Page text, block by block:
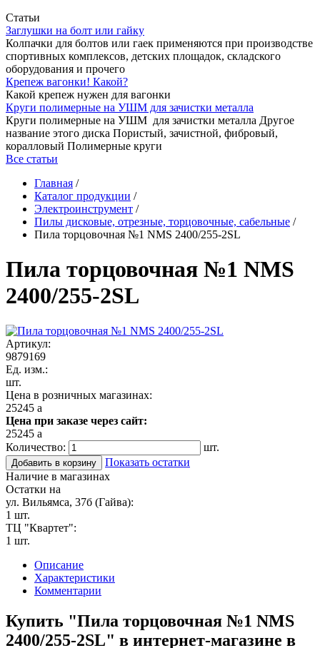
Статьи
Заглушки на болт или гайку
Колпачки для болтов или гаек применяются при производстве
спортивных комплексов, детских площадок, складского
оборудования и прочего
Крепеж вагонки! Какой?
Какой крепеж нужен для вагонки
Круги полимерные на УШМ для зачистки металла
Круги полимерные на УШМ для зачистки металла Другое
название этого диска Пористый, зачистной, фибровый,
коралловый Полимерные круги
Все статьи
Главная /
Каталог продукции /
Электроинструмент /
Пилы дисковые, отрезные, торцовочные, сабельные /
Пила торцовочная №1 NMS 2400/255-2SL
Пила торцовочная №1 NMS
2400/255-2SL
Артикул:
9879169
Ед. изм.:
шт.
Цена в розничных магазинах:
25245 a
Цена при заказе через сайт:
25245 a
Количество:
шт.
Добавить в корзину
Показать остатки
Наличие в магазинах
Остатки на
ул. Вильямса, 37б (Гайва):
1 шт.
ТЦ "Квартет":
1 шт.
Описание
Характеристики
Комментарии
Купить "Пила торцовочная №1 NMS
2400/255-2SL" в интернет-магазине в